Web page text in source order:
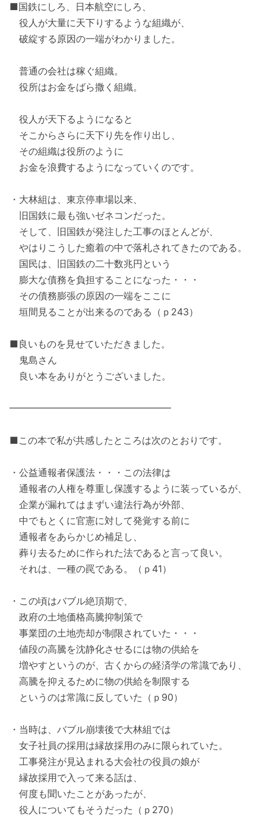
■国鉄にしろ、日本航空にしろ、
役人が大量に天下りするような組織が、
破綻する原因の一端がわかりました。
普通の会社は稼ぐ組織。
役所はお金をばら撒く組織。
役人が天下るようになると
そこからさらに天下り先を作り出し、
その組織は役所のように
お金を浪費するようになっていくのです。
・大林組は、東京停車場以来、
旧国鉄に最も強いゼネコンだった。
そして、旧国鉄が発注した工事のほとんどが、
やはりこうした癒着の中で落札されてきたのである。
国民は、旧国鉄の二十数兆円という
膨大な債務を負担することになった・・・
その債務膨張の原因の一端をここに
垣間見ることが出来るのである（ｐ243）
■良いものを見せていただきました。
鬼島さん
良い本をありがとうございました。
━━━━━━━━━━━━━━━━━
■この本で私が共感したところは次のとおりです。
・公益通報者保護法・・・この法律は
通報者の人権を尊重し保護するように装っているが、
企業が漏れてはまずい違法行為が外部、
中でもとくに官憲に対して発覚する前に
通報者をあらかじめ補足し、
葬り去るために作られた法であると言って良い。
それは、一種の罠である。（ｐ41）
・この頃はバブル絶頂期で、
政府の土地価格高騰抑制策で
事業団の土地売却が制限されていた・・・
値段の高騰を沈静化させるには物の供給を
増やすというのが、古くからの経済学の常識であり、
高騰を抑えるために物の供給を制限する
というのは常識に反していた（ｐ90）
・当時は、バブル崩壊後で大林組では
女子社員の採用は縁故採用のみに限られていた。
工事発注が見込まれる大会社の役員の娘が
縁故採用で入って来る話は、
何度も聞いたことがあったが、
役人についてもそうだった（ｐ270）